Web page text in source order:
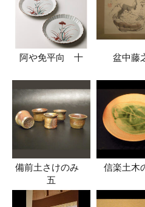
阿や免平向 十 盆中藤
備前土さけのみ
五
信楽土木